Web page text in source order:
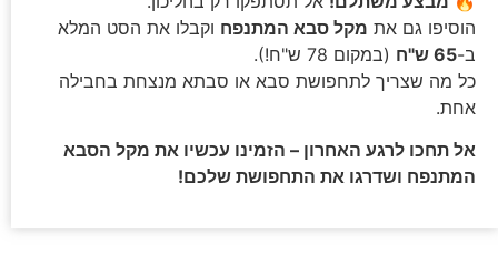
הוסיפו גם את מקל סבא המתנפח וקבלו את הסט המלא
ב-65 ש"ח
(במקום 78 ש"ח!).
כל מה שצריך לתחפושת סבא או סבתא מנצחת בחבילה
אחת.
אל תחכו לרגע האחרון – הזמינו עכשיו את מקל הסבא
המתנפח ושדרגו את התחפושת שלכם!